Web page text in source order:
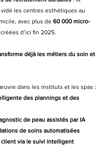
les centres esthétiques au
avec plus de 60 000 micro-
créées d’ici fin 2025.
déjà les métiers du soin et
dans les instituts et les spas :
des plannings et des
de peau assistés par IA
de soins automatisées
via le suivi intelligent